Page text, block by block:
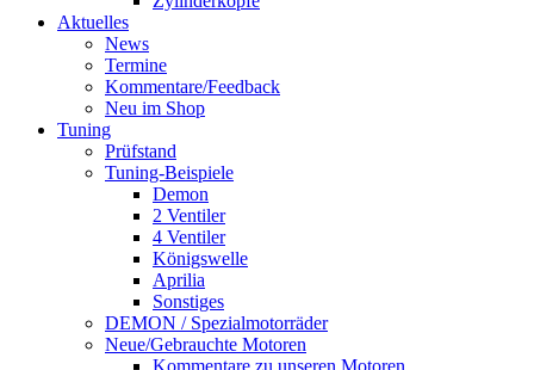
Aktuelles
News
Termine
Kommentare/Feedback
Neu im Shop
Tuning
Prüfstand
Tuning-Beispiele
Demon
2 Ventiler
4 Ventiler
Königswelle
Aprilia
Sonstiges
DEMON / Spezialmotorräder
Neue/Gebrauchte Motoren
Kommentare zu unseren Motoren